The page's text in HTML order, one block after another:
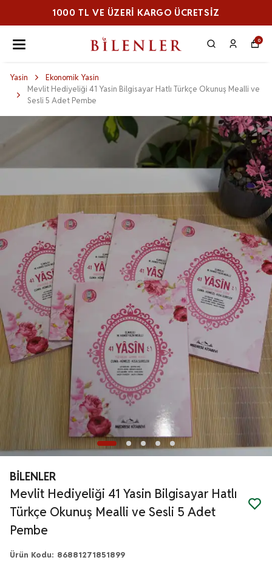
1000 TL VE ÜZERI KARGO ÜCRETSİZ
0
Yasin
Ekonomik Yasin
Mevlit Hediyeliği 41 Yasin Bilgisayar Hatlı Türkçe Okunuş Mealli ve
Sesli 5 Adet Pembe
BİLENLER
Mevlit Hediyeliği 41 Yasin Bilgisayar Hatlı
Türkçe Okunuş Mealli ve Sesli 5 Adet
Pembe
Ürün Kodu: 86881271851899